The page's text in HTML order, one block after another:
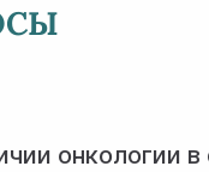
онкологии